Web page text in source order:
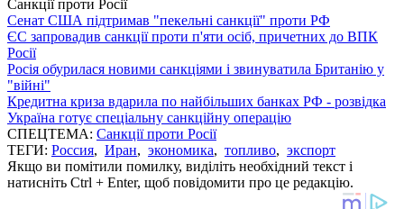
Санкції проти Росії
Сенат США підтримав "пекельні санкції" проти РФ
ЄС запровадив санкції проти п'яти осіб, причетних до ВПК
Росії
Росія обурилася новими санкціями і звинуватила Британію у
"війні"
Кредитна криза вдарила по найбільших банках РФ - розвідка
Україна готує спеціальну санкційну операцію
СПЕЦТЕМА: Санкції проти Росії
ТЕГИ: Россия, Иран, экономика, топливо, экспорт
Якщо ви помітили помилку, виділіть необхідний текст і
натисніть Ctrl + Enter, щоб повідомити про це редакцію.